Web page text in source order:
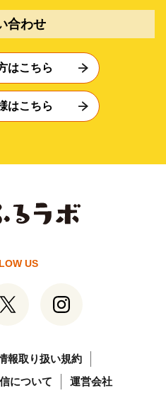
合わせ
はこちら
はこちら
US
報取り扱い規約
について
運営会社